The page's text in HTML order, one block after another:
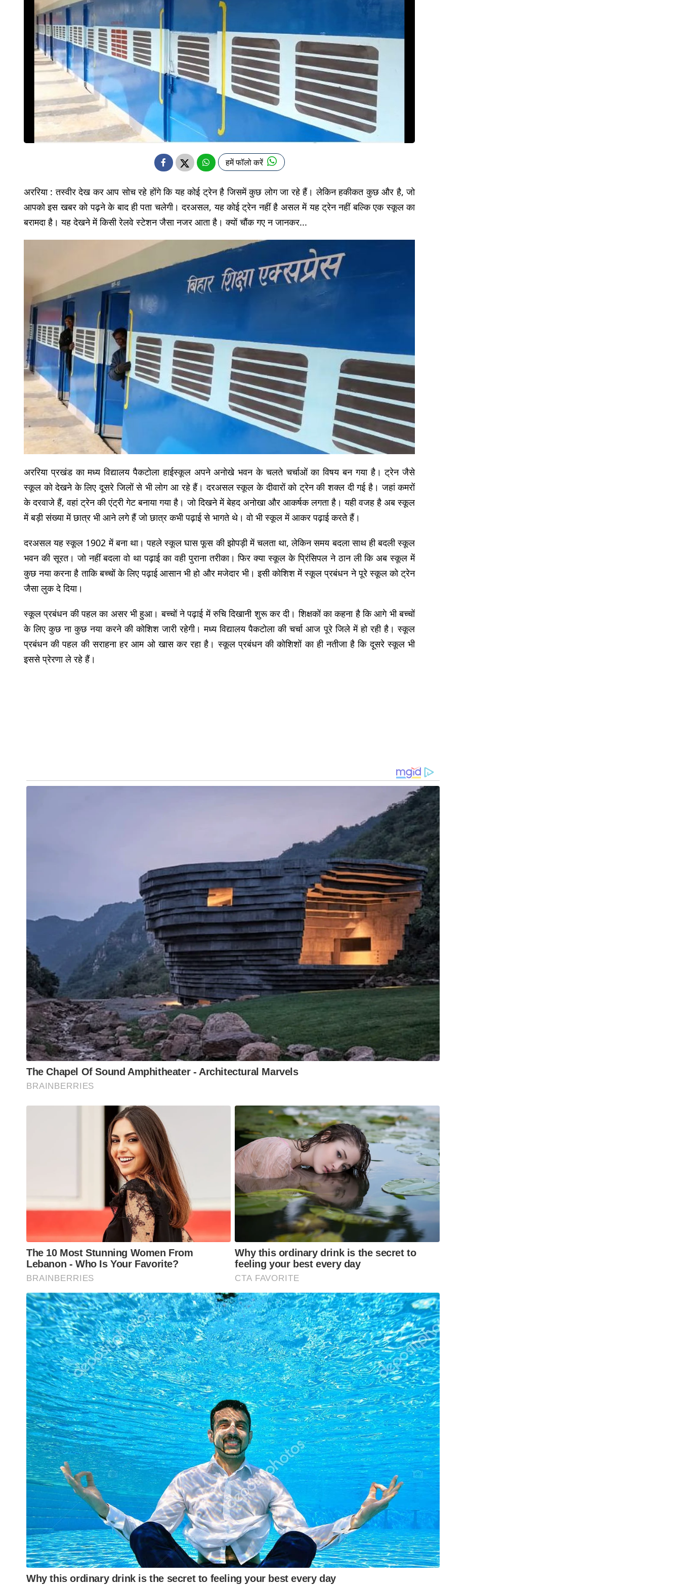
हमें फॉलो करें
अररिया : तस्वीर देख कर आप सोच रहे होंगे कि यह कोई ट्रेन है जिसमें कुछ लोग जा रहे हैं। लेकिन हकीकत कुछ और है, जो
आपको इस खबर को पढ़ने के बाद ही पता चलेगी। दरअसल, यह कोई ट्रेन नहीं है असल में यह ट्रेन नहीं बल्कि एक स्कूल का
बरामदा है। यह देखने में किसी रेलवे स्टेशन जैसा नजर आता है। क्यों चौंक गए न जानकर...
अररिया प्रखंड का मध्य विद्यालय पैकटोला हाईस्कूल अपने अनोखे भवन के चलते चर्चाओं का विषय बन गया है। ट्रेन जैसे
स्कूल को देखने के लिए दूसरे जिलों से भी लोग आ रहे हैं। दरअसल स्कूल के दीवारों को ट्रेन की शक्ल दी गई है। जहां कमरों
के दरवाजे हैं, वहां ट्रेन की एंट्री गेट बनाया गया है। जो दिखने में बेहद अनोखा और आकर्षक लगता है। यही वजह है अब स्कूल
में बड़ी संख्या में छात्र भी आने लगे हैं जो छात्र कभी पढ़ाई से भागते थे। वो भी स्कूल में आकर पढ़ाई करते हैं।
दरअसल यह स्कूल 1902 में बना था। पहले स्कूल घास फूस की झोपड़ी में चलता था, लेकिन समय बदला साथ ही बदली स्कूल
भवन की सूरत। जो नहीं बदला वो था पढ़ाई का वही पुराना तरीका। फिर क्या स्कूल के प्रिंसिपल ने ठान ली कि अब स्कूल में
कुछ नया करना है ताकि बच्चों के लिए पढ़ाई आसान भी हो और मजेदार भी। इसी कोशिश में स्कूल प्रबंधन ने पूरे स्कूल को ट्रेन
जैसा लुक दे दिया।
स्कूल प्रबंधन की पहल का असर भी हुआ। बच्चों ने पढ़ाई में रुचि दिखानी शुरू कर दी। शिक्षकों का कहना है कि आगे भी बच्चों
के लिए कुछ ना कुछ नया करने की कोशिश जारी रहेगी। मध्य विद्यालय पैकटोला की चर्चा आज पूरे जिले में हो रही है। स्कूल
प्रबंधन की पहल की सराहना हर आम ओ खास कर रहा है। स्कूल प्रबंधन की कोशिशों का ही नतीजा है कि दूसरे स्कूल भी
इससे प्रेरणा ले रहे हैं।